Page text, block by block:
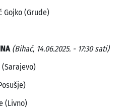
Gojko (Grude)
(Bihać, 14.06.2025. - 17:30 sati)
(Livno)